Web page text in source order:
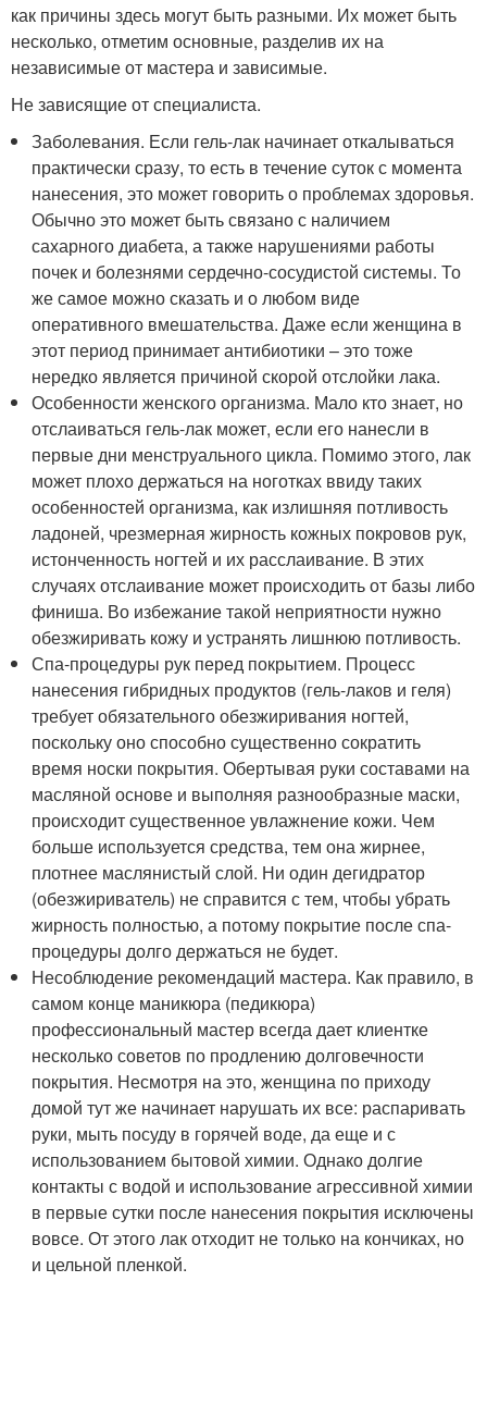
как причины здесь могут быть разными. Их может быть
несколько, отметим основные, разделив их на
независимые от мастера и зависимые.
Не зависящие от специалиста.
Заболевания. Если гель-лак начинает откалываться
практически сразу, то есть в течение суток с момента
нанесения, это может говорить о проблемах здоровья.
Обычно это может быть связано с наличием
сахарного диабета, а также нарушениями работы
почек и болезнями сердечно-сосудистой системы. То
же самое можно сказать и о любом виде
оперативного вмешательства. Даже если женщина в
этот период принимает антибиотики – это тоже
нередко является причиной скорой отслойки лака.
Особенности женского организма. Мало кто знает, но
отслаиваться гель-лак может, если его нанесли в
первые дни менструального цикла. Помимо этого, лак
может плохо держаться на ноготках ввиду таких
особенностей организма, как излишняя потливость
ладоней, чрезмерная жирность кожных покровов рук,
истонченность ногтей и их расслаивание. В этих
случаях отслаивание может происходить от базы либо
финиша. Во избежание такой неприятности нужно
обезжиривать кожу и устранять лишнюю потливость.
Спа-процедуры рук перед покрытием. Процесс
нанесения гибридных продуктов (гель-лаков и геля)
требует обязательного обезжиривания ногтей,
поскольку оно способно существенно сократить
время носки покрытия. Обертывая руки составами на
масляной основе и выполняя разнообразные маски,
происходит существенное увлажнение кожи. Чем
больше используется средства, тем она жирнее,
плотнее маслянистый слой. Ни один дегидратор
(обезжириватель) не справится с тем, чтобы убрать
жирность полностью, а потому покрытие после спа-
процедуры долго держаться не будет.
Несоблюдение рекомендаций мастера. Как правило, в
самом конце маникюра (педикюра)
профессиональный мастер всегда дает клиентке
несколько советов по продлению долговечности
покрытия. Несмотря на это, женщина по приходу
домой тут же начинает нарушать их все: распаривать
руки, мыть посуду в горячей воде, да еще и с
использованием бытовой химии. Однако долгие
контакты с водой и использование агрессивной химии
в первые сутки после нанесения покрытия исключены
вовсе. От этого лак отходит не только на кончиках, но
и цельной пленкой.